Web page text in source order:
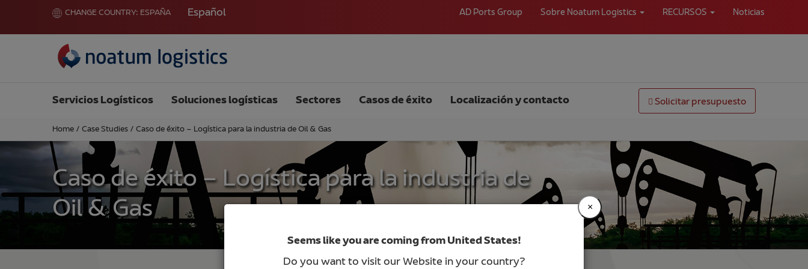
CHANGE COUNTRY: ESPAÑA Español AD Ports Group Sobre Noatum Logistics RECURSOS Noticias
Servicios Logísticos Soluciones logísticas Sectores Casos de éxito Localización y contacto Solicitar presupuesto
Home / Case Studies / Caso de éxito – Logística para la industria de Oil & Gas
Caso de éxito – Logística para la industria de
Oil & Gas
Seems like you are coming from United States!
Do you want to visit our Website in your country?
×